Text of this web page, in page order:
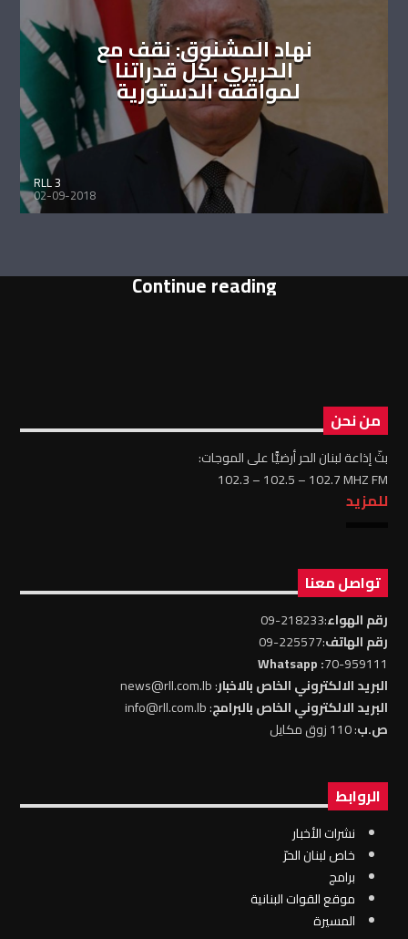
نهاد المشنوق: نقف مع
الحريري بكل قدراتنا
لمواقفه الدستورية
RLL 3
02-09-2018
Continue reading
من نحن
بثّ إذاعة لبنان الحر أرضيًّا على الموجات:
102.3 – 102.5 – 102.7 MHZ FM
للمزيد
تواصل معنا
رقم الهواء:218233-09
رقم الهاتف:225577-09
70-959111
: Whatsapp
البريد الالكتروني الخاص بالاخبار: news@rll.com.lb
البريد الالكتروني الخاص بالبرامج: info@rll.com.lb
ص.ب: 110 زوق مكايل
الروابط
نشرات الأخبار
خاص لبنان الحرّ
برامج
موقع القوات البنانية
المسيرة